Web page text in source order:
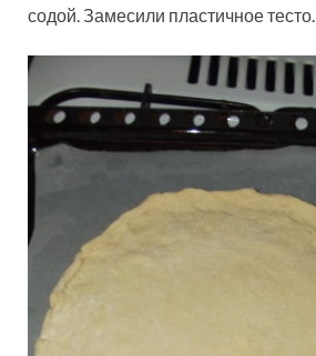
содой. Замесили пластичное тесто.